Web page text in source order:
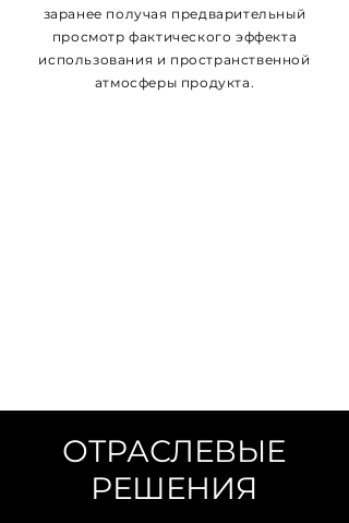
заранее получая предварительный
просмотр фактического эффекта
использования и пространственной
атмосферы продукта.
ОТРАСЛЕВЫЕ
РЕШЕНИЯ